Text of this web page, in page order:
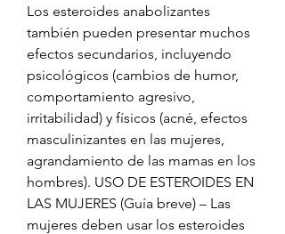
Los esteroides anabolizantes
también pueden presentar muchos
efectos secundarios, incluyendo
psicológicos (cambios de humor,
comportamiento agresivo,
irritabilidad) y físicos (acné, efectos
masculinizantes en las mujeres,
agrandamiento de las mamas en los
hombres). USO DE ESTEROIDES EN
LAS MUJERES (Guía breve) – Las
mujeres deben usar los esteroides